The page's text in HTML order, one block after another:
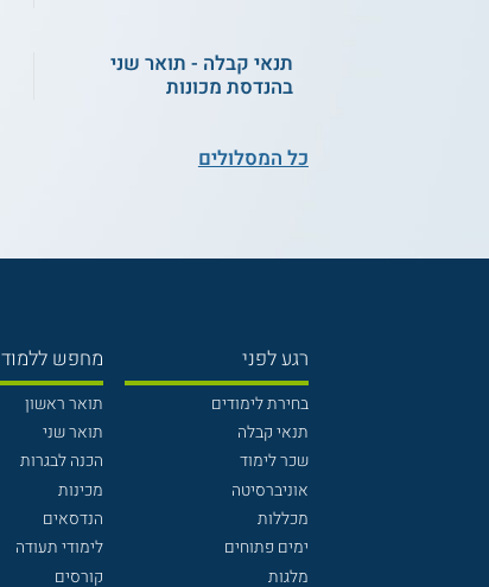
תנאי קבלה - תואר שני
בהנדסת מכונות
כל המסלולים
רגע לפני
בחירת לימודים
תנאי קבלה
שכר לימוד
אוניברסיטה
מכללות
ימים פתוחים
מלגות
מחפש ללמוד
תואר ראשון
תואר שני
הכנה לבגרות
מכינות
הנדסאים
לימודי תעודה
קורסים